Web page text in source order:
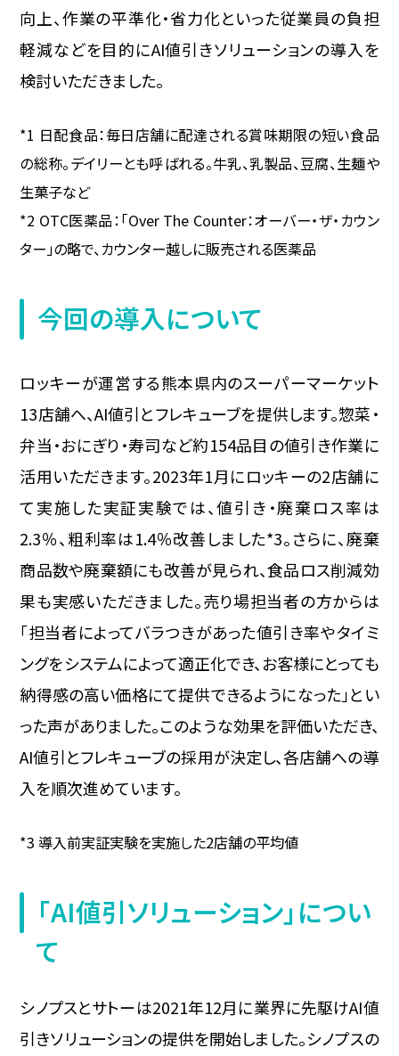
向上、作業の平準化・省力化といった従業員の負担
軽減などを目的にAI値引きソリューションの導入を
検討いただきました。
*1 日配食品：毎日店舗に配達される賞味期限の短い食品
の総称。デイリーとも呼ばれる。牛乳、乳製品、豆腐、生麺や
生菓子など
*2 OTC医薬品：「Over The Counter：オーバー・ザ・カウン
ター」の略で、カウンター越しに販売される医薬品
今回の導入について
ロッキーが運営する熊本県内のスーパーマーケット
13店舗へ、AI値引とフレキューブを提供します。惣菜・
弁当・おにぎり・寿司など約154品目の値引き作業に
活用いただきます。2023年1月にロッキーの2店舗に
て実施した実証実験では、値引き・廃棄ロス率は
2.3％、粗利率は1.4％改善しました*3。さらに、廃棄
商品数や廃棄額にも改善が見られ、食品ロス削減効
果も実感いただきました。売り場担当者の方からは
「担当者によってバラつきがあった値引き率やタイミ
ングをシステムによって適正化でき、お客様にとっても
納得感の高い価格にて提供できるようになった」とい
った声がありました。このような効果を評価いただき、
AI値引とフレキューブの採用が決定し、各店舗への導
入を順次進めています。
*3 導入前実証実験を実施した2店舗の平均値
「AI値引ソリューション」につい
て
シノプスとサトーは2021年12月に業界に先駆けAI値
引きソリューションの提供を開始しました。シノプスの